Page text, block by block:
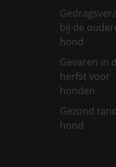
bij de
hond
Gevaren in
herfst voor
honden
Gezond
hond